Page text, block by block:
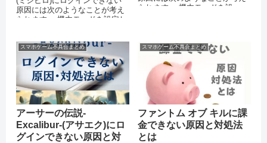
原因には次のようなことが考え
られます。 機内モードを設定し
られます。 機内モードを設...
スマホゲーム不具合まとめ
アーサーの伝説-
Excalibur-(アサエク)にロ
グインできない原因と対
スマホゲーム不具合まとめ
ファントム オブ キルに課
金できない原因と対処法
とは